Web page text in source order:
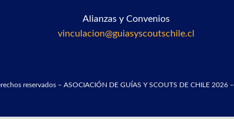
Alianzas y Convenios
vinculacion@guiasyscoutschile.cl
reservados – ASOCIACIÓN DE GUÍAS Y SCOUTS DE CHILE 2026 –